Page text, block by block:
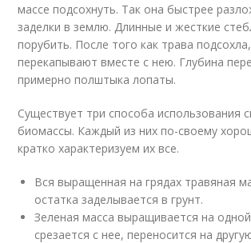
массе подсохнуть. Так она быстрее
заделки в землю. Длинные и жесткие
порубить. После того как трава
перекапывают вместе с нею. Глубина
примерно полштыка лопаты.
Существует три способа использования
биомассы. Каждый из них по-своему
кратко характеризуем их все.
Вся выращенная на грядах травяная
остатка заделывается в грунт.
Зеленая масса выращивается на
срезается с нее, переносится на